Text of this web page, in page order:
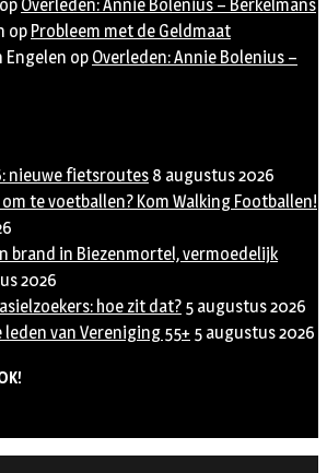
op Overleden: Annie Bolenius – Berkelmans
op Probleem met de Geldmaat
Engelen op Overleden: Annie Bolenius –
nieuwe fietsroutes 8 augustus 2026
te voetballen? Kom Walking Footballen!
brand in Biezenmortel, vermoedelijk
2026
hoe zit dat? 5 augustus 2026
van Vereniging 55+ 5 augustus 2026